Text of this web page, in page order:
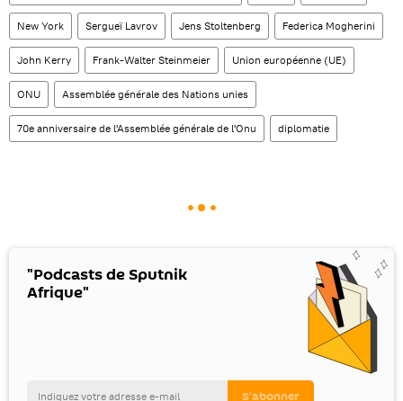
New York Sergueï Lavrov Jens Stoltenberg Federica Mogherini
John Kerry Frank-Walter Steinmeier Union européenne (UE)
ONU Assemblée générale des Nations unies
70e anniversaire de l'Assemblée générale de l'Onu diplomatie
"Podcasts de Sputnik
Afrique"